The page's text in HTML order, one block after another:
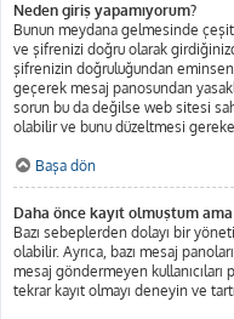
Neden giriş yapamıyorum?
Bunun meydana gelmesinde
ve şifrenizi doğru olarak
şifrenizin doğruluğundan
geçerek mesaj panosundan
sorun bu da değilse web sitesi
olabilir ve bunu düzeltmesi
Başa dön
Daha önce kayıt olmuştum
Bazı sebeplerden dolayı bir
olabilir. Ayrıca, bazı mesaj
mesaj göndermeyen kullanıcıları
tekrar kayıt olmayı deneyin ve